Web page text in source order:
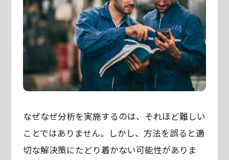
なぜなぜ分析を実施するのは、それほど難しい
ことではありません。しかし、方法を誤ると適
切な解決策にたどり着かない可能性がありま